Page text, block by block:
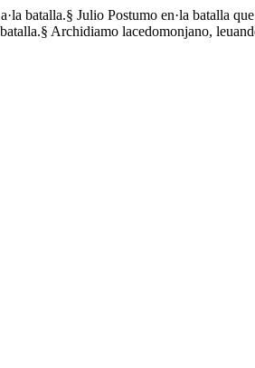
batalla.§ Julio Postumo en·la batalla
Archidiamo lacedomonjano,